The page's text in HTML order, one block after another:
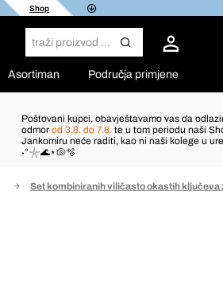
Shop
Asortiman Područja primjene
Poštovani kupci, obavještavamo vas da
odmor od 3.8. do 7.8. te u tom periodu naši
Jankomiru neće raditi, kao ni naši kolege u
˖°𓇼🌊⋆🐚🫧
Set kombiniranih viličasto okastih ključeva